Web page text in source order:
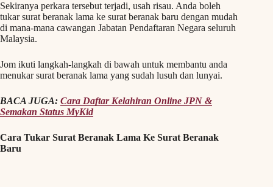
Sekiranya perkara tersebut terjadi, usah risau. Anda boleh
tukar surat beranak lama ke surat beranak baru dengan mudah
di mana-mana cawangan Jabatan Pendaftaran Negara seluruh
Malaysia.
Jom ikuti langkah-langkah di bawah untuk membantu anda
menukar surat beranak lama yang sudah lusuh dan lunyai.
BACA JUGA: Cara Daftar Kelahiran Online JPN &
Semakan Status MyKid
Cara Tukar Surat Beranak Lama Ke Surat Beranak
Baru